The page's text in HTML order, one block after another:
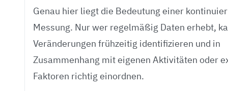
Genau hier liegt die Bedeutung einer
Messung. Nur wer regelmäßig Daten erhebt,
Veränderungen frühzeitig identifizieren und in
Zusammenhang mit eigenen Aktivitäten oder
Faktoren richtig einordnen.